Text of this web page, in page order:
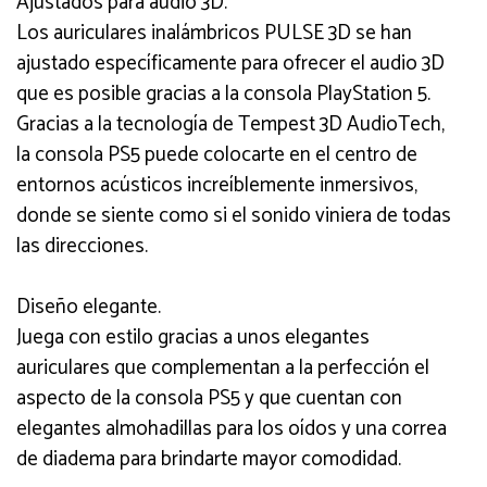
Los auriculares inalámbricos PULSE 3D se han
ajustado específicamente para ofrecer el audio 3D
que es posible gracias a la consola PlayStation 5.
Gracias a la tecnología de Tempest 3D AudioTech,
la consola PS5 puede colocarte en el centro de
entornos acústicos increíblemente inmersivos,
donde se siente como si el sonido viniera de todas
las direcciones.
Diseño elegante.
Juega con estilo gracias a unos elegantes
auriculares que complementan a la perfección el
aspecto de la consola PS5 y que cuentan con
elegantes almohadillas para los oídos y una correa
de diadema para brindarte mayor comodidad.